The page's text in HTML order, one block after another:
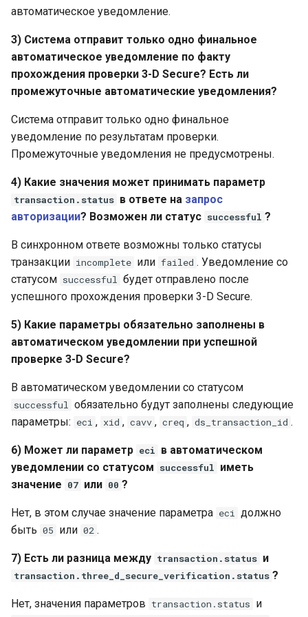
и
я
п
с
к
а
Тестовый режим
API version 3
Коды ошибок
Кастомизация
виджета и платежной
страницы
Запуск виджета с
данными из веб-
клиента на страницу
магазина
транзакции по токену
Сервис отчетности
Параметры секции
smart_routing_verification
Провайдеры токенов
Параметры с
информацией о продаже
авиабилетов
Архив изменений
автоматическое уведомление.
3) Система отправит только одно финальное
автоматическое уведомление по факту
прохождения проверки 3-D Secure? Есть ли
промежуточные автоматические уведомления?
Система отправит только одно финальное
уведомление по результатам проверки.
Промежуточные уведомления не предусмотрены.
4) Какие значения может принимать параметр
transaction.status в ответе на запрос
авторизации? Возможен ли статус successful ?
В синхронном ответе возможны только статусы
транзакции incomplete или failed . Уведомление со
статусом successful будет отправлено после
успешного прохождения проверки 3-D Secure.
5) Какие параметры обязательно заполнены в
автоматическом уведомлении при успешной
проверке 3-D Secure?
В автоматическом уведомлении со статусом
successful обязательно будут заполнены следующие
параметры: eci , xid , cavv , creq , ds_transaction_id .
6) Может ли параметр eci в автоматическом
уведомлении со статусом successful иметь
значение 07 или 00 ?
Нет, в этом случае значение параметра eci должно
быть 05 или 02 .
7) Есть ли разница между transaction.status и
transaction.three_d_secure_verification.status ?
Нет, значения параметров transaction.status и